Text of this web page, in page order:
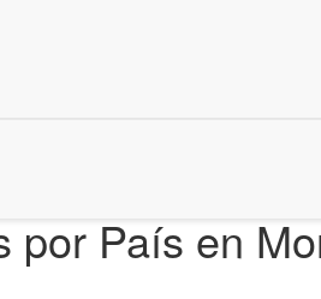
por País en